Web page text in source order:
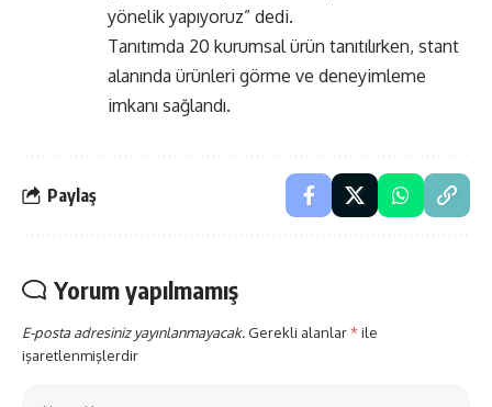
yönelik yapıyoruz” dedi.
Tanıtımda 20 kurumsal ürün tanıtılırken, stant
alanında ürünleri görme ve deneyimleme
imkanı sağlandı.
Paylaş
Yorum yapılmamış
E-posta adresiniz yayınlanmayacak. Gerekli alanlar*ile
işaretlenmişlerdir